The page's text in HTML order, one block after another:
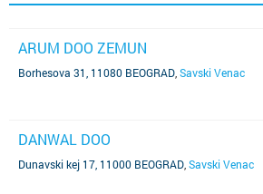
ARUM DOO ZEMUN
Borhesova 31, 11080 BEOGRAD Savski Venac
DANWAL DOO
Dunavski kej 17, 11000 BEOGRAD Savski Venac